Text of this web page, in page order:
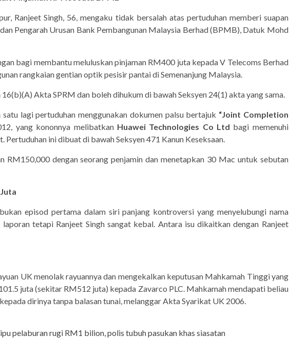
Ranjeet Singh, 56, mengaku tidak bersalah atas pertuduhan memberi suapan
Pengarah Urusan Bank Pembangunan Malaysia Berhad (BPMB), Datuk Mohd
bagi membantu meluluskan pinjaman RM400 juta kepada V Telecoms Berhad
rangkaian gentian optik pesisir pantai di Semenanjung Malaysia.
Akta SPRM dan boleh dihukum di bawah Seksyen 24(1) akta yang sama.
lagi pertuduhan menggunakan dokumen palsu bertajuk “Joint Completion
yang kononnya melibatkan Huawei Technologies Co Ltd bagi memenuhi
Pertuduhan ini dibuat di bawah Seksyen 471 Kanun Keseksaan.
RM150,000 dengan seorang penjamin dan menetapkan 30 Mac untuk sebutan
episod pertama dalam siri panjang kontroversi yang menyelubungi nama
laporan tetapi Ranjeet Singh sangat kebal. Antara isu dikaitkan dengan Ranjeet
UK menolak rayuannya dan mengekalkan keputusan Mahkamah Tinggi yang
juta (sekitar RM512 juta) kepada Zavarco PLC. Mahkamah mendapati beliau
dirinya tanpa balasan tunai, melanggar Akta Syarikat UK 2006.
pelaburan rugi RM1 bilion, polis tubuh pasukan khas siasatan